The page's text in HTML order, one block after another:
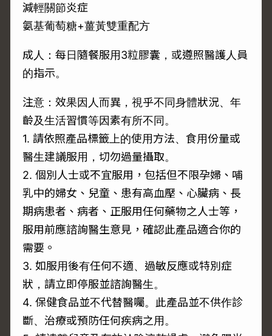
減輕關節炎症
氨基葡萄糖+薑黃雙重配方
成人：每日隨餐服用3粒膠囊，或遵照醫護人員
的指示。
注意：效果因人而異，視乎不同身體狀況、年
齡及生活習慣等因素有所不同。
1. 請依照產品標籤上的使用方法、食用份量或
醫生建議服用，切勿過量攝取。
2. 個別人士或不宜服用，包括但不限孕婦、哺
乳中的婦女、兒童、患有高血壓、心臟病、長
期病患者、病者、正服用任何藥物之人士等，
服用前應諮詢醫生意見，確認此產品適合你的
需要。
3. 如服用後有任何不適、過敏反應或特別症
狀，請立即停服並諮詢醫生。
4. 保健食品並不代替醫囑。此產品並不供作診
斷、治療或預防任何疾病之用。